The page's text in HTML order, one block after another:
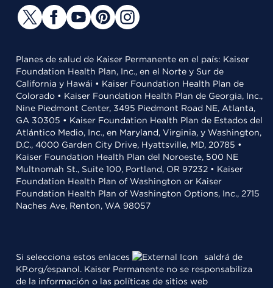
Planes de salud de Kaiser Permanente en el país: Kaiser
Foundation Health Plan, Inc., en el Norte y Sur de
California y Hawái • Kaiser Foundation Health Plan de
Colorado • Kaiser Foundation Health Plan de Georgia, Inc.,
Nine Piedmont Center, 3495 Piedmont Road NE, Atlanta,
GA 30305 • Kaiser Foundation Health Plan de Estados del
Atlántico Medio, Inc., en Maryland, Virginia, y Washington,
D.C., 4000 Garden City Drive, Hyattsville, MD, 20785 •
Kaiser Foundation Health Plan del Noroeste, 500 NE
Multnomah St., Suite 100, Portland, OR 97232 • Kaiser
Foundation Health Plan of Washington or Kaiser
Foundation Health Plan of Washington Options, Inc., 2715
Naches Ave, Renton, WA 98057
Si selecciona estos enlaces
saldrá de
KP.org/espanol. Kaiser Permanente no se responsabiliza
de la información o las políticas de sitios web